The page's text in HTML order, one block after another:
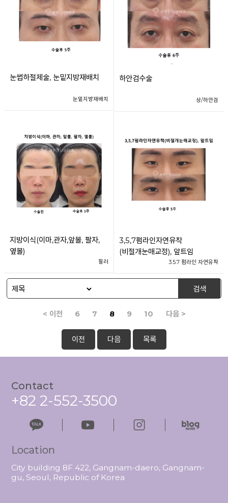
눈썹하절제술, 눈밑지방재배치
눈밑지방재배치
하안검수술
상/하안검
지방이식(이마,관자,앞볼, 팔자,
옆볼)
필러
3,5,7펌라인자연유착
(비절개눈매교정), 앞트임
3.5.7 펌라인 자연유착
검색
< 이전 6 7 8 9 10 다음 >
이전 다음 목록
Contact
+82 2-552-3500
Location
City building 8F 422, Gangnam-daero, Gangnam-
gu, Seoul, Republic of Korea